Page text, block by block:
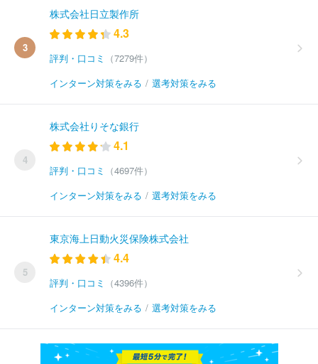
3
株式会社日立製作所
4.3
評判・口コミ
（7279件）
インターン対策をみる / 選考対策をみる
4
株式会社りそな銀行
4.1
評判・口コミ
（4697件）
インターン対策をみる / 選考対策をみる
5
東京海上日動火災保険株式会社
4.4
評判・口コミ
（4396件）
インターン対策をみる / 選考対策をみる